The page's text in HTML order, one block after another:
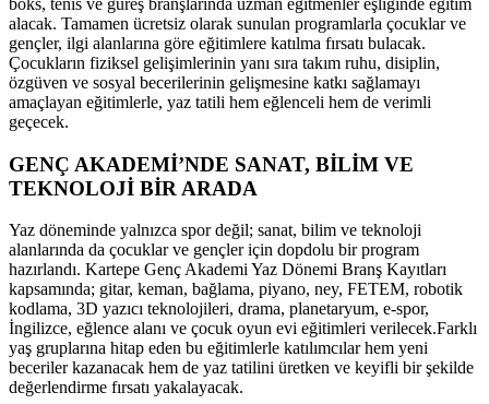
boks, tenis ve güreş branşlarında uzman eğitmenler eşliğinde eğitim
alacak. Tamamen ücretsiz olarak sunulan programlarla çocuklar ve
gençler, ilgi alanlarına göre eğitimlere katılma fırsatı bulacak.
Çocukların fiziksel gelişimlerinin yanı sıra takım ruhu, disiplin,
özgüven ve sosyal becerilerinin gelişmesine katkı sağlamayı
amaçlayan eğitimlerle, yaz tatili hem eğlenceli hem de verimli
geçecek.
GENÇ AKADEMİ’NDE SANAT, BİLİM VE
TEKNOLOJİ BİR ARADA
Yaz döneminde yalnızca spor değil; sanat, bilim ve teknoloji
alanlarında da çocuklar ve gençler için dopdolu bir program
hazırlandı. Kartepe Genç Akademi Yaz Dönemi Branş Kayıtları
kapsamında; gitar, keman, bağlama, piyano, ney, FETEM, robotik
kodlama, 3D yazıcı teknolojileri, drama, planetaryum, e-spor,
İngilizce, eğlence alanı ve çocuk oyun evi eğitimleri verilecek.Farklı
yaş gruplarına hitap eden bu eğitimlerle katılımcılar hem yeni
beceriler kazanacak hem de yaz tatilini üretken ve keyifli bir şekilde
değerlendirme fırsatı yakalayacak.